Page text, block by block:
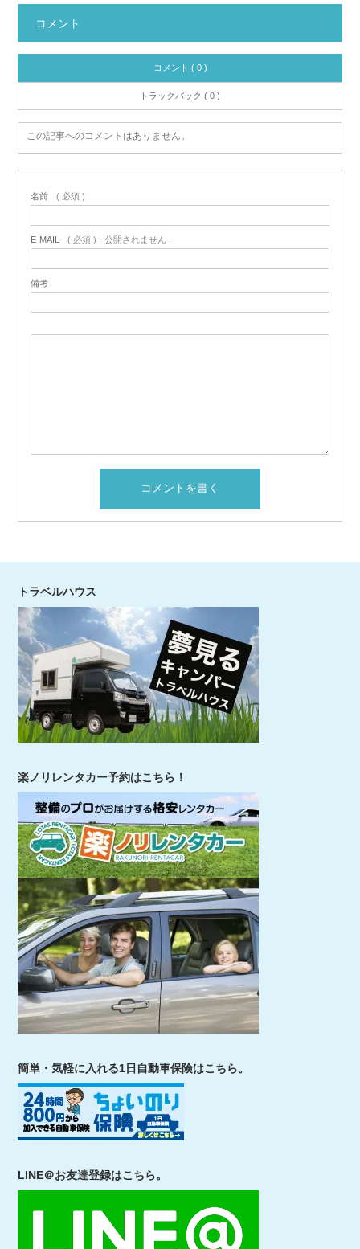
コメント
コメント ( 0 )
トラックバック ( 0 )
この記事へのコメントはありません。
名前 ( 必須 )
E-MAIL ( 必須 ) - 公開されません -
備考
トラベルハウス
楽ノリレンタカー予約はこちら！
簡単・気軽に入れる1日自動車保険はこちら。
LINE＠お友達登録はこちら。